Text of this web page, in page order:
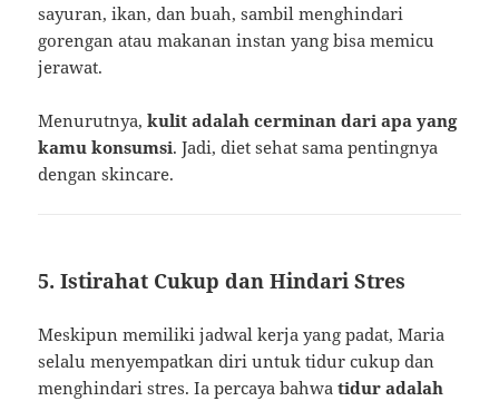
sayuran, ikan, dan buah, sambil menghindari
gorengan atau makanan instan yang bisa memicu
jerawat.
Menurutnya,kulit adalah cerminan dari apa yang
kamu konsumsi. Jadi, diet sehat sama pentingnya
dengan skincare.
5. Istirahat Cukup dan Hindari Stres
Meskipun memiliki jadwal kerja yang padat, Maria
selalu menyempatkan diri untuk tidur cukup dan
menghindari stres. Ia percaya bahwatidur adalah